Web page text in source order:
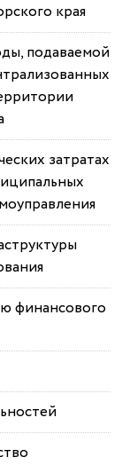
края
подаваемой
затратах
финансового